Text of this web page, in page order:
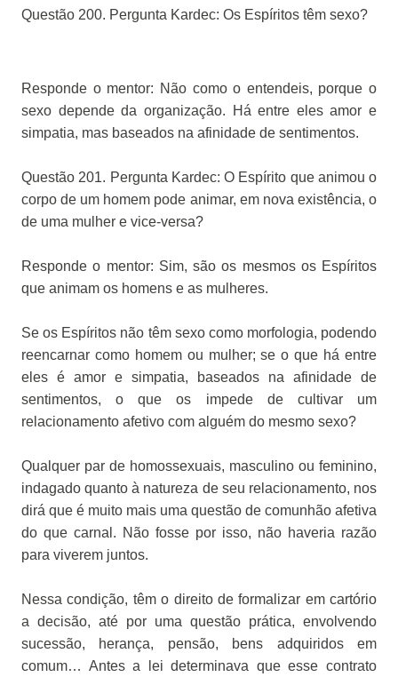
Questão 200. Pergunta Kardec: Os Espíritos têm sexo?
Responde o mentor: Não como o entendeis, porque o
sexo depende da organização. Há entre eles amor e
simpatia, mas baseados na afinidade de sentimentos.
Questão 201. Pergunta Kardec: O Espírito que animou o
corpo de um homem pode animar, em nova existência, o
de uma mulher e vice-versa?
Responde o mentor: Sim, são os mesmos os Espíritos
que animam os homens e as mulheres.
Se os Espíritos não têm sexo como morfologia, podendo
reencarnar como homem ou mulher; se o que há entre
eles é amor e simpatia, baseados na afinidade de
sentimentos, o que os impede de cultivar um
relacionamento afetivo com alguém do mesmo sexo?
Qualquer par de homossexuais, masculino ou feminino,
indagado quanto à natureza de seu relacionamento, nos
dirá que é muito mais uma questão de comunhão afetiva
do que carnal. Não fosse por isso, não haveria razão
para viverem juntos.
Nessa condição, têm o direito de formalizar em cartório
a decisão, até por uma questão prática, envolvendo
sucessão, herança, pensão, bens adquiridos em
comum… Antes a lei determinava que esse contrato